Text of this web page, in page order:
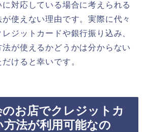
対応している場合に考えられる
使えない理由です。実際に代々
ジットカードや銀行振り込み、
が使えるかどうかは分からない
けると幸いです。
お店でクレジットカ
方法が利用可能なの